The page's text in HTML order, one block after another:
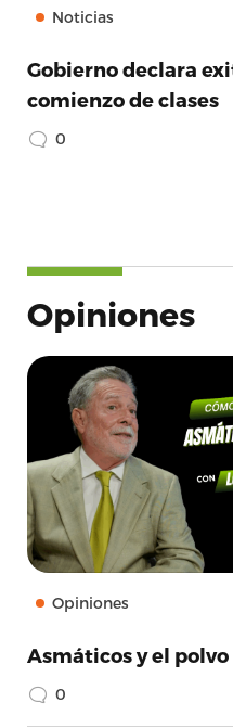
Noticias
Gobierno declara
comienzo de clases
0
Opiniones
Opiniones
Asmáticos y el polvo
0